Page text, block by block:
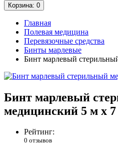
Корзина: 0
Главная
Полевая медицина
Перевязочные средства
Бинты марлевые
Бинт марлевый
Бинт марлевый
медицинский 5 м х
Рейтинг:
0 отзывов